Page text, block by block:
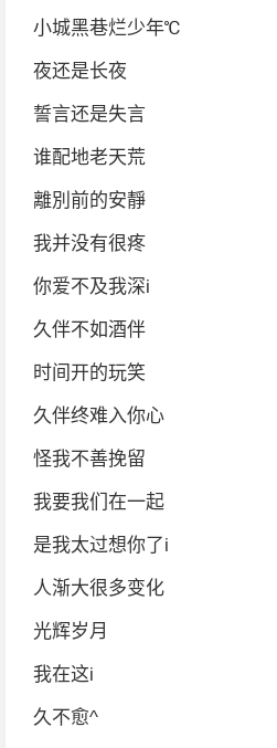
小城黑巷烂少年℃
夜还是长夜
誓言还是失言
谁配地老天荒
離別前的安靜
我并没有很疼
你爱不及我深i
久伴不如酒伴
时间开的玩笑
久伴终难入你心
怪我不善挽留
我要我们在一起
是我太过想你了i
人渐大很多变化
光辉岁月
我在这i
久不愈^